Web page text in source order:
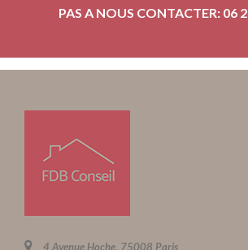
PAS A NOUS CONTACTER: 06
4 Avenue Hoche, 75008 Paris